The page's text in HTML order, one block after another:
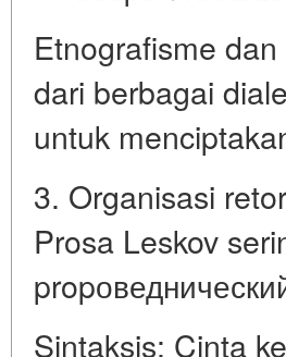
Etnografisme
dari berbagai
untuk
3. Organisasi
Prosa Leskov
Sintaksis: Cinta